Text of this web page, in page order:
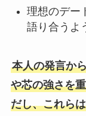
理想のデー
語り合うよ
本人の発言か
や芯の強さを
だし、これら